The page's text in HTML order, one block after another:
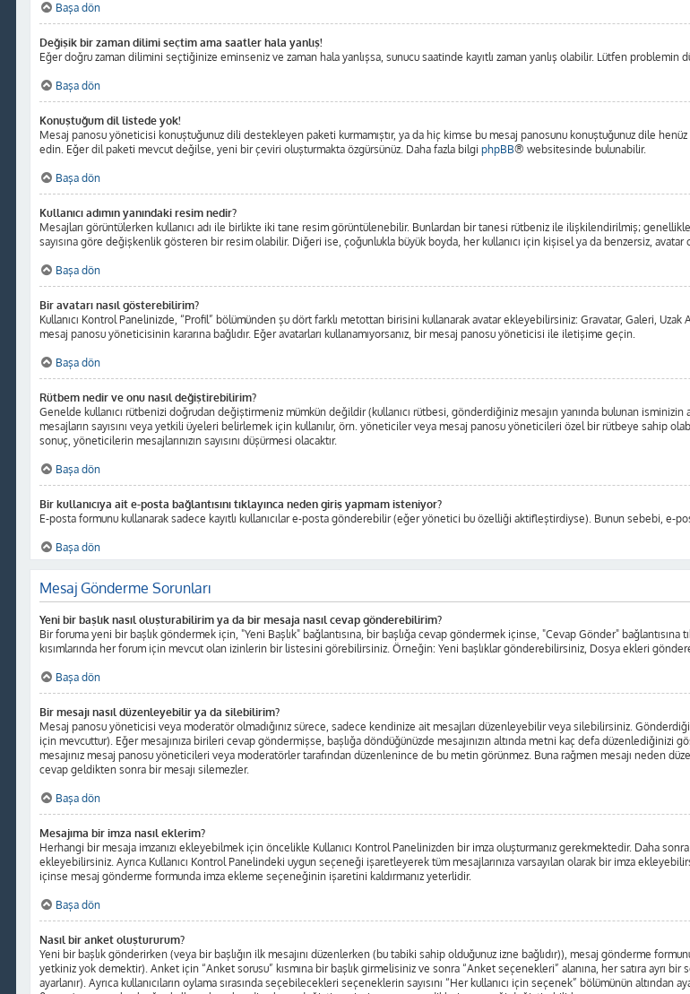
Başa dön
Değişik bir zaman dilimi seçtim ama saatler hala yanlış!
Eğer doğru zaman dilimini seçtiğinize eminseniz ve zaman hala yanlışsa, sunucu saatinde kayıtlı zaman yanlış olabilir. Lütfen
Başa dön
Konuştuğum dil listede yok!
Mesaj panosu yöneticisi konuştuğunuz dili destekleyen paketi kurmamıştır, ya da hiç kimse bu mesaj panosunu konuştuğunuz dile
edin. Eğer dil paketi mevcut değilse, yeni bir çeviri oluşturmakta özgürsünüz. Daha fazla bilgi phpBB® websitesinde bulunabilir.
Başa dön
Kullanıcı adımın yanındaki resim nedir?
Mesajları görüntülerken kullanıcı adı ile birlikte iki tane resim görüntülenebilir. Bunlardan bir tanesi rütbeniz ile ilişkilendirilmiş;
sayısına göre değişkenlik gösteren bir resim olabilir. Diğeri ise, çoğunlukla büyük boyda, her kullanıcı için kişisel ya da benzersiz,
Başa dön
Bir avatarı nasıl gösterebilirim?
Kullanıcı Kontrol Panelinizde, “Profil” bölümünden şu dört farklı metottan birisini kullanarak avatar ekleyebilirsiniz: Gravatar, Galeri,
mesaj panosu yöneticisinin kararına bağlıdır. Eğer avatarları kullanamıyorsanız, bir mesaj panosu yöneticisi ile iletişime geçin.
Başa dön
Rütbem nedir ve onu nasıl değiştirebilirim?
Genelde kullanıcı rütbenizi doğrudan değiştirmeniz mümkün değildir (kullanıcı rütbesi, gönderdiğiniz mesajın yanında bulunan
mesajların sayısını veya yetkili üyeleri belirlemek için kullanılır, örn. yöneticiler veya mesaj panosu yöneticileri özel bir rütbeye sahip
sonuç, yöneticilerin mesajlarınızın sayısını düşürmesi olacaktır.
Başa dön
Bir kullanıcıya ait e-posta bağlantısını tıklayınca neden giriş yapmam isteniyor?
E-posta formunu kullanarak sadece kayıtlı kullanıcılar e-posta gönderebilir (eğer yönetici bu özelliği aktifleştirdiyse). Bunun sebebi, e-
Başa dön
Mesaj Gönderme Sorunları
Yeni bir başlık nasıl oluşturabilirim ya da bir mesaja nasıl cevap gönderebilirim?
Bir foruma yeni bir başlık göndermek için, "Yeni Başlık" bağlantısına, bir başlığa cevap göndermek içinse, "Cevap Gönder" bağlantısına
kısımlarında her forum için mevcut olan izinlerin bir listesini görebilirsiniz. Örneğin: Yeni başlıklar gönderebilirsiniz, Dosya ekleri
Başa dön
Bir mesajı nasıl düzenleyebilir ya da silebilirim?
Mesaj panosu yöneticisi veya moderatör olmadığınız sürece, sadece kendinize ait mesajları düzenleyebilir veya silebilirsiniz.
için mevcuttur). Eğer mesajınıza birileri cevap göndermişse, başlığa döndüğünüzde mesajınızın altında metni kaç defa düzenlediğinizi
mesajınız mesaj panosu yöneticileri veya moderatörler tarafından düzenlenince de bu metin görünmez. Buna rağmen mesajı neden
cevap geldikten sonra bir mesajı silemezler.
Başa dön
Mesajıma bir imza nasıl eklerim?
Herhangi bir mesaja imzanızı ekleyebilmek için öncelikle Kullanıcı Kontrol Panelinizden bir imza oluşturmanız gerekmektedir. Daha
ekleyebilirsiniz. Ayrıca Kullanıcı Kontrol Panelindeki uygun seçeneği işaretleyerek tüm mesajlarınıza varsayılan olarak bir imza
içinse mesaj gönderme formunda imza ekleme seçeneğinin işaretini kaldırmanız yeterlidir.
Başa dön
Nasıl bir anket oluştururum?
Yeni bir başlık gönderirken (veya bir başlığın ilk mesajını düzenlerken (bu tabiki sahip olduğunuz izne bağlıdır)), mesaj gönderme
yetkiniz yok demektir). Anket için “Anket sorusu” kısmına bir başlık girmelisiniz ve sonra “Anket seçenekleri” alanına, her satıra ayrı
ayarlanır). Ayrıca kullanıcıların oylama sırasında seçebilecekleri seçeneklerin sayısını “Her kullanıcı için seçenek” bölümünün